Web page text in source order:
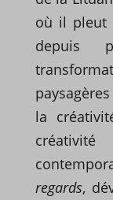
où il pleut
depuis
la
regards,